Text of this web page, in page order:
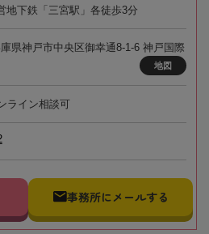
地下鉄「三宮駅」各徒歩3分
県神戸市中央区御幸通8-1-6 神戸国際
地図
ライン相談可
事務所にメールする